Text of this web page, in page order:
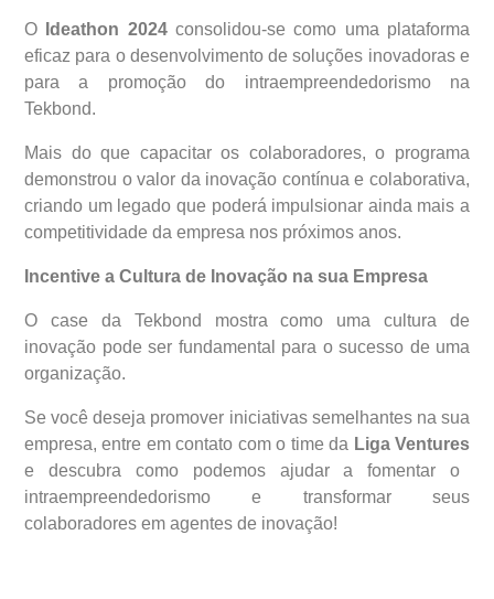
O Ideathon 2024consolidou-se como uma plataforma
eficaz para o desenvolvimento de soluções inovadoras e
para a promoção do intraempreendedorismo na
Tekbond.
Mais do que capacitar os colaboradores, o programa
demonstrou o valor da inovação contínua e colaborativa,
criando um legado que poderá impulsionar ainda mais a
competitividade da empresa nos próximos anos.
Incentive a Cultura de Inovação na sua Empresa
O case da Tekbond mostra como uma cultura de
inovação pode ser fundamental para o sucesso de uma
organização.
Se você deseja promover iniciativas semelhantes na sua
empresa, entre em contato com o time da Liga Ventures
e descubra como podemos ajudar a fomentar o
intraempreendedorismo e transformar seus
colaboradores em agentes de inovação!